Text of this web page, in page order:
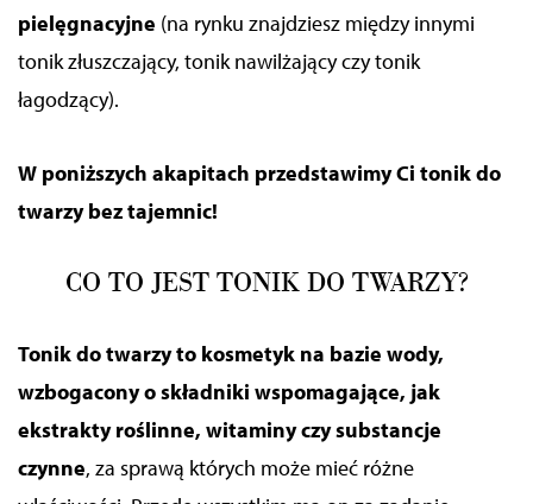
pielęgnacyjne (na rynku znajdziesz między innymi
tonik złuszczający, tonik nawilżający czy tonik
łagodzący).
W poniższych akapitach przedstawimy Ci tonik do
twarzy bez tajemnic!
CO TO JEST TONIK DO TWARZY?
Tonik do twarzy to kosmetyk na bazie wody,
wzbogacony o składniki wspomagające, jak
ekstrakty roślinne, witaminy czy substancje
czynne, za sprawą których może mieć różne